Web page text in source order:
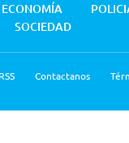
ECONOMÍA
SOCIEDAD
RSS Contactanos